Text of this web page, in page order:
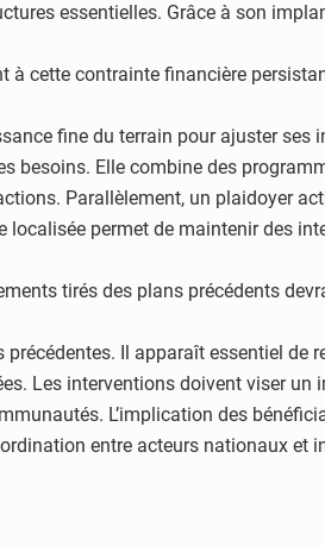
essentielles. Grâce à son
à cette contrainte financière
fine du terrain pour ajuster ses
besoins. Elle combine des
Parallèlement, un plaidoyer
permet de maintenir des
tirés des plans précédents
Il apparaît essentiel de
Les interventions doivent viser
L’implication des
entre acteurs nationaux et